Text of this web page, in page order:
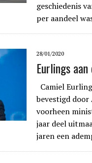
geschiedenis
per aandeel
28/01/2020
Eurlings
Camiel
bevestigd door
voorheen
jaar deel
jaren een